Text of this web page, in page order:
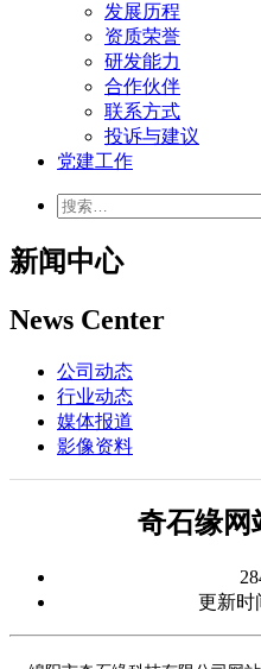
发展历程
资质荣誉
研发能力
合作伙伴
联系方式
投诉与建议
党建工作
新闻中心
News Center
公司动态
行业动态
媒体报道
影像资料
奇石缘网
更新时